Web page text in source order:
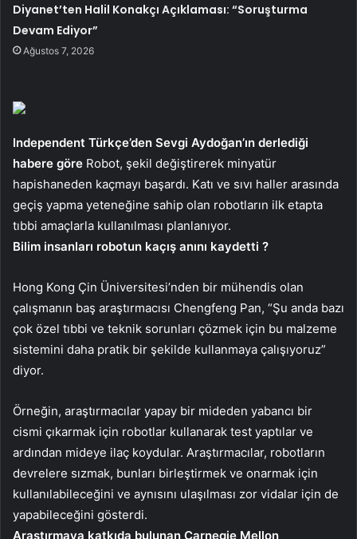
Diyanet’ten Halil Konakçı Açıklaması: “Soruşturma
Devam Ediyor”
Ağustos 7, 2026
Independent Türkçe’den Sevgi Aydoğan’ın derlediği
habere göre Robot, şekil değiştirerek minyatür
hapishaneden kaçmayı başardı. Katı ve sıvı haller arasında
geçiş yapma yeteneğine sahip olan robotların ilk etapta
tıbbi amaçlarla kullanılması planlanıyor.
Bilim insanları robotun kaçış anını kaydetti ?
Hong Kong Çin Üniversitesi’nden bir mühendis olan
çalışmanın baş araştırmacısı Chengfeng Pan, “Şu anda bazı
çok özel tıbbi ve teknik sorunları çözmek için bu malzeme
sistemini daha pratik bir şekilde kullanmaya çalışıyoruz”
diyor.
Örneğin, araştırmacılar yapay bir mideden yabancı bir
cismi çıkarmak için robotlar kullanarak test yaptılar ve
ardından mideye ilaç koydular. Araştırmacılar, robotların
devrelere sızmak, bunları birleştirmek ve onarmak için
kullanılabileceğini ve aynısını ulaşılması zor vidalar için de
yapabileceğini gösterdi.
Araştırmaya katkıda bulunan Carnegie Mellon